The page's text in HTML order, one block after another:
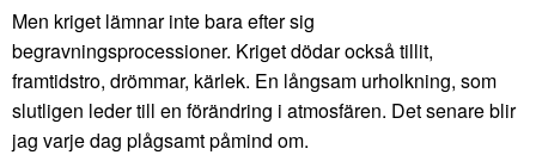
Men kriget lämnar inte bara efter sig
begravningsprocessioner. Kriget dödar också tillit,
framtidstro, drömmar, kärlek. En långsam urholkning, som
slutligen leder till en förändring i atmosfären. Det senare blir
jag varje dag plågsamt påmind om.